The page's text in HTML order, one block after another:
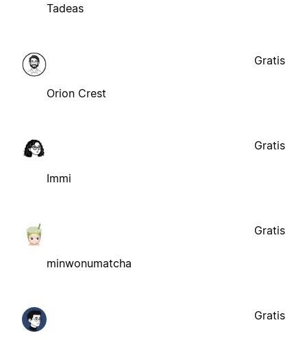
Tadeas
Orion Crest
Gratis
Immi
Gratis
minwonumatcha
Gratis
Gratis